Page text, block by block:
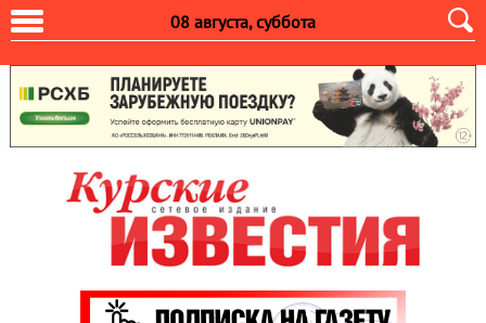
08 августа, суббота